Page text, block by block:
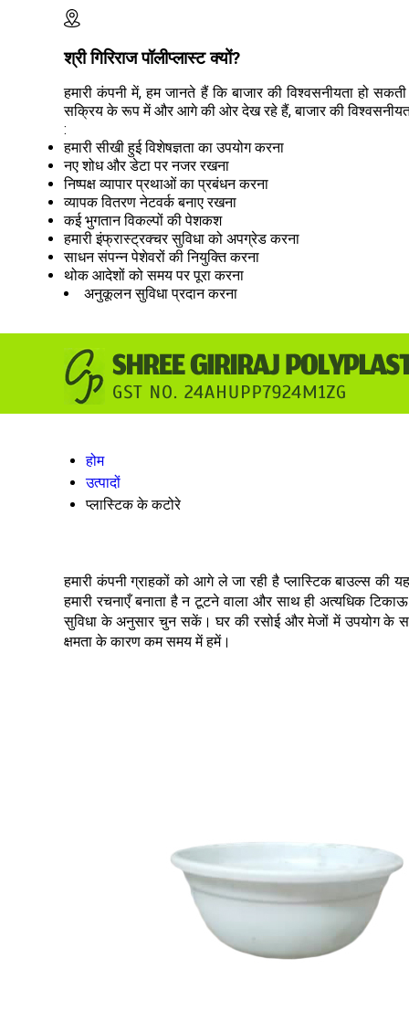
श्री गिरिराज पॉलीप्लास्ट क्यों?
हमारी कंपनी में, हम जानते हैं कि बाजार की विश्वसनीयता हो
सक्रिय के रूप में और आगे की ओर देख रहे हैं, बाजार की
:
हमारी सीखी हुई विशेषज्ञता का उपयोग करना
नए शोध और डेटा पर नजर रखना
निष्पक्ष व्यापार प्रथाओं का प्रबंधन करना
व्यापक वितरण नेटवर्क बनाए रखना
कई भुगतान विकल्पों की पेशकश
हमारी इंफ्रास्ट्रक्चर सुविधा को अपग्रेड करना
साधन संपन्न पेशेवरों की नियुक्ति करना
थोक आदेशों को समय पर पूरा करना
अनुकूलन सुविधा प्रदान करना
होम
उत्पादों
प्लास्टिक के कटोरे
हमारी कंपनी ग्राहकों को आगे ले जा रही है प्लास्टिक बाउल्स की
हमारी रचनाएँ बनाता है न टूटने वाला और साथ ही अत्यधिक
सुविधा के अनुसार चुन सकें। घर की रसोई और मेजों में उपयोग के
क्षमता के कारण कम समय में हमें।